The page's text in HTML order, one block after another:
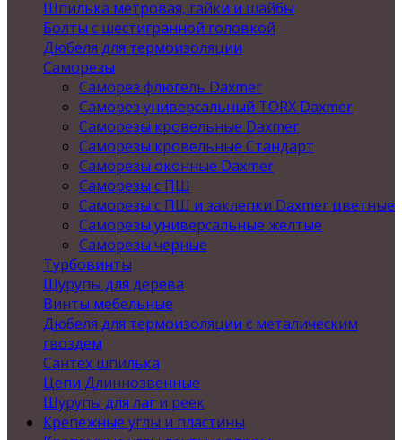
Шпилька метровая, гайки и шайбы
Болты с шестигранной головкой
Дюбеля для термоизоляции
Саморезы
Саморез флюгель Daxmer
Саморез универсальный TORX Daxmer
Саморезы кровельные Daxmer
Саморезы кровельные Стандарт
Саморезы оконные Daxmer
Саморезы с ПШ
Саморезы с ПШ и заклепки Daxmer цветные
Саморезы универсальные желтые
Саморезы черные
Турбовинты
Шурупы для дерева
Винты мебельные
Дюбеля для термоизоляции с металическим
гвоздем
Сантех шпилька
Цепи Длиннозвенные
Шурупы для лаг и реек
Крепежные углы и пластины